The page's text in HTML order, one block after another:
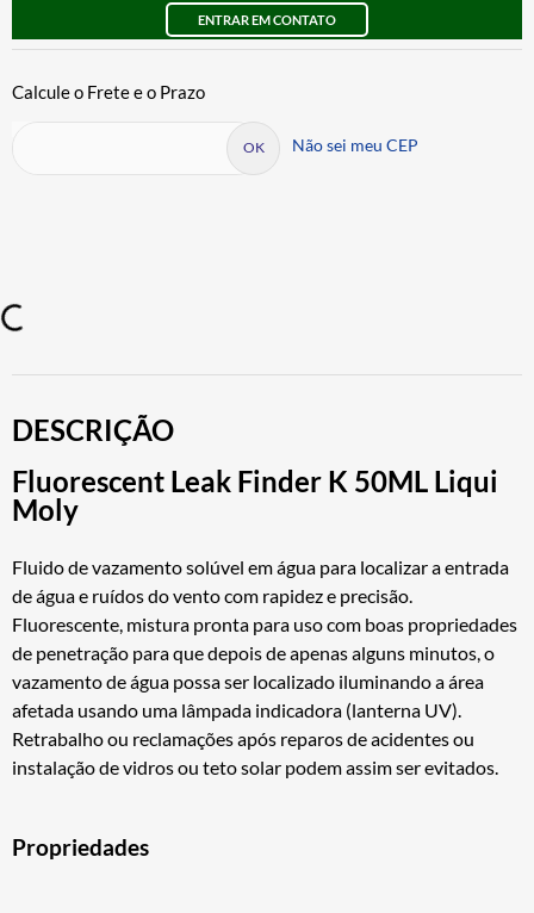
ENTRAR EM CONTATO
Não sei meu CEP
DESCRIÇÃO
Fluorescent Leak Finder K 50ML Liqui
Moly
Fluido de vazamento solúvel em água para localizar a entrada
de água e ruídos do vento com rapidez e precisão.
Fluorescente, mistura pronta para uso com boas propriedades
de penetração para que depois de apenas alguns minutos, o
vazamento de água possa ser localizado iluminando a área
afetada usando uma lâmpada indicadora (lanterna UV).
Retrabalho ou reclamações após reparos de acidentes ou
instalação de vidros ou teto solar podem assim ser evitados.
Propriedades